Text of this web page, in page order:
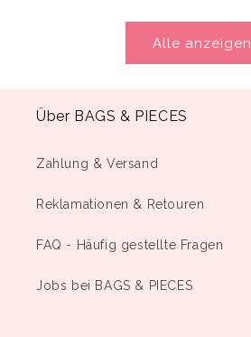
Alle anzeigen
Über BAGS & PIECES
Zahlung & Versand
Reklamationen & Retouren
FAQ - Häufig gestellte Fragen
Jobs bei BAGS & PIECES